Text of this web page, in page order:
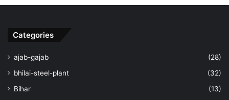
Categories
ajab-gajab
(28)
bhilai-steel-plant
(32)
Bihar
(13)